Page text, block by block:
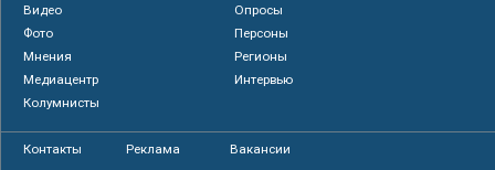
Видео
Опросы
Фото
Персоны
Мнения
Регионы
Медиацентр
Интервью
Колумнисты
Контакты Реклама Вакансии